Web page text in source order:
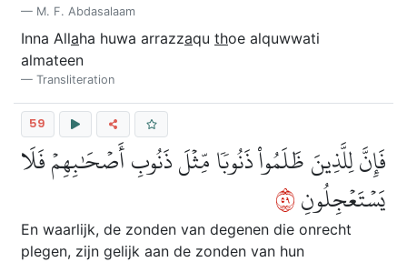
M. F. Abdasalaam
Inna Allaha huwa arrazzaqu thoe alquwwati
almateen
Transliteration
59
فَإِنَّ لِلَّذِينَ ظَلَمُواْ ذَنُوبٗا مِّثۡلَ ذَنُوبِ أَصۡحَٰبِهِمۡ فَلَا
يَسۡتَعۡجِلُونِ٩٥
En waarlijk, de zonden van degenen die onrecht
plegen, zijn gelijk aan de zonden van hun